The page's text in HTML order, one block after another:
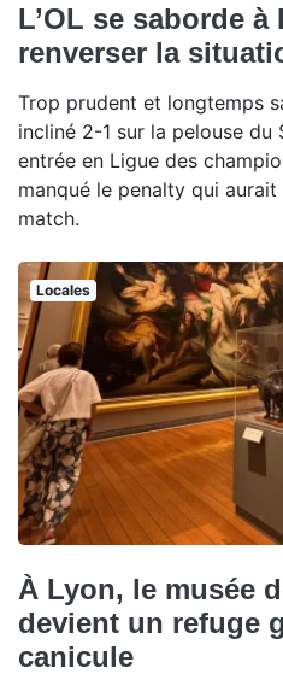
L’OL se saborde
renverser la
Trop prudent et longtemps
incliné 2-1 sur la pelouse du
entrée en Ligue des
manqué le penalty qui
match.
Locales
À Lyon, le musée
devient un refuge
canicule